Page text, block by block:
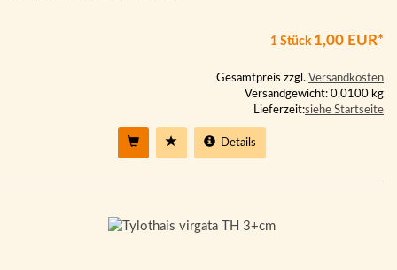
1 Stück 1,00 EUR*
Gesamtpreis zzgl. Versandkosten
Versandgewicht: 0.0100 kg
Lieferzeit:siehe Startseite
Details